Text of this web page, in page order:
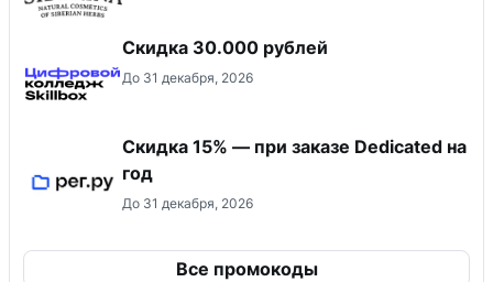
Скидка 30.000 рублей
До 31 декабря, 2026
Скидка 15% — при заказе Dedicated на
год
До 31 декабря, 2026
Все промокоды